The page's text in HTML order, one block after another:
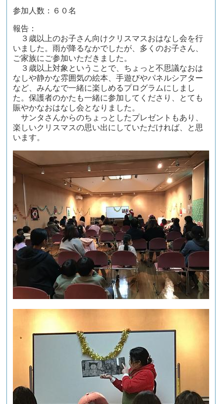
参加人数：６０名
報告：
３歳以上のお子さん向けクリスマスおはなし会を行
いました。雨が降るなかでしたが、多くのお子さん、
ご家族にご参加いただきました。
３歳以上対象ということで、ちょっと不思議なおは
なしや静かな雰囲気の絵本、手遊びやパネルシアター
など、みんなで一緒に楽しめるプログラムにしまし
た。保護者のかたも一緒に参加してくださり、とても
賑やかなおはなし会となりました。
サンタさんからのちょっとしたプレゼントもあり、
楽しいクリスマスの思い出にしていただければ、と思
います。